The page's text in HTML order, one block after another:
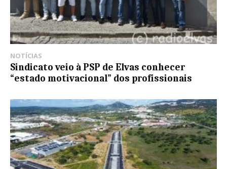
NOTÍCIAS
Sindicato veio à PSP de Elvas conhecer
“estado motivacional” dos profissionais